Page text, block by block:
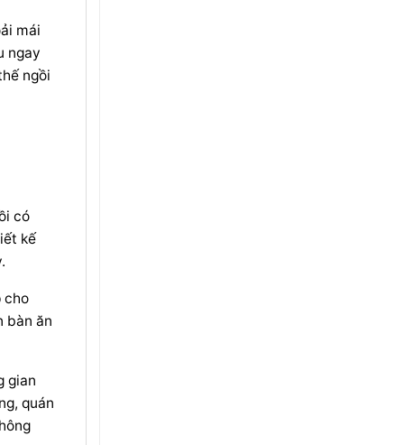
mái
ngay
ngồi
có
kế
cho
bàn ăn
gian
quán